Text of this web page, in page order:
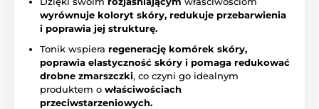
wyrównuje koloryt skóry, redukuje przebarwienia
i poprawia jej strukturę.
Tonik wspiera regenerację komórek skóry,
poprawia elastyczność skóry i pomaga redukować
drobne zmarszczki, co czyni go idealnym
produktem o właściwościach
przeciwstarzeniowych.